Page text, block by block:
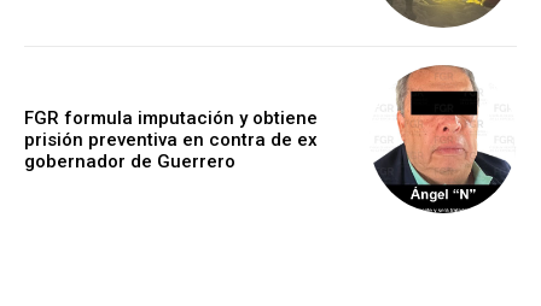
FGR formula imputación y obtiene
prisión preventiva en contra de ex
gobernador de Guerrero